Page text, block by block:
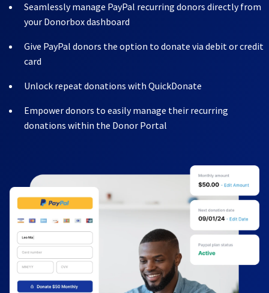
Seamlessly manage PayPal recurring donors directly from
your Donorbox dashboard
Give PayPal donors the option to donate via debit or credit
card
Unlock repeat donations with QuickDonate
Empower donors to easily manage their recurring
donations within the Donor Portal